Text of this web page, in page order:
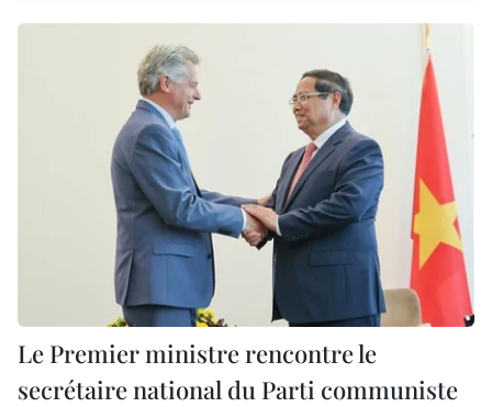
Le Premier ministre rencontre le
secrétaire national du Parti communiste